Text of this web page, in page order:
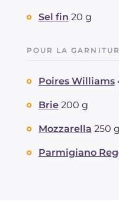
Sel fin 20 g
POUR LA
Poires Williams
Brie 200 g
Mozzarella 250 g
Parmigiano